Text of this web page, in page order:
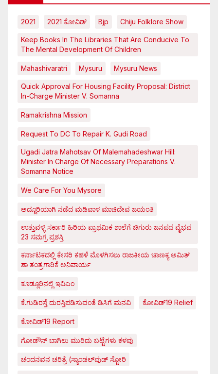
2021 2021 ಕೋವಿಡ್‌ Bjp Chiju Folklore Show
Keep Books In The Libraries That Are Conducive To
The Mental Development Of Children
Mahashivaratri Mysuru Mysuru News
Quick Approval For Housing Facility Proposal: District
In-Charge Minister V. Somanna
Ramakrishna Mission
Request To DC To Repair K. Gudi Road
Ugadi Jatra Mahotsav Of Malemahadeshwar Hill:
Minister In Charge Of Necessary Preparations V.
Somanna Notice
We Care For You Mysore
ಅದ್ದೂರಿಯಾಗಿ ನಡೆದ ಮಡಿವಾಳ ಮಾಚಿದೇವ ಜಯಂತಿ
ಉತ್ತುವಳ್ಳಿ ಸರ್ಕಾರಿ ಹಿರಿಯ ಪ್ರಾಥಮಿಕ ಶಾಲೆಗೆ ಚಿಗುರು ಜನಪದ ವೈಭವ
23 ಸಮಗ್ರ ಪ್ರಶಸ್ತಿ
ಕರ್ನಾಟಕದಲ್ಲಿ ಕೇಸರಿ ಕಹಳೆ ಮೊಳಗಿಸಲು ರಾಜಕೀಯ ಚಾಣಕ್ಯ ಅಮಿತ್
ಶಾ ತಂತ್ರಗಾರಿಕೆ ಅನಿವಾರ್ಯ
ಕೂಡ್ಲೂರಿನಲ್ಲಿ ಇವಿಎಂ
ಕೆ.ಗುಡಿರಸ್ತೆ ದುರಸ್ತಿಪಡಿಸುವಂತೆ ಡಿಸಿಗೆ ಮನವಿ ಕೋವಿಡ್‌19 Relief
ಕೋವಿಡ್‌19 Report
ಗೋಡೌನ್ ಬಾಗಿಲು ಮುರಿದು ಬಟ್ಟೆಗಳು ಕಳವು
ಚಂದನವನ ಚರಿತ್ರೆ (ಸ್ಯಾಂಡಲ್‌ವುಡ್ ಸ್ಟೋರಿ